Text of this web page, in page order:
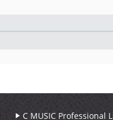
C MUSIC Professional